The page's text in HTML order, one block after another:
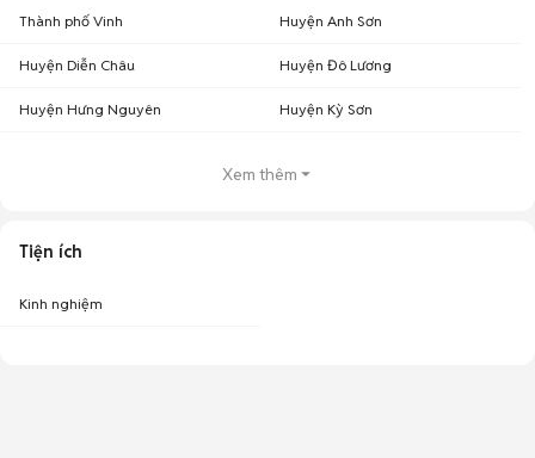
Thành phố Vinh Huyện Anh Sơn
Huyện Diễn Châu Huyện Đô Lương
Huyện Hưng Nguyên Huyện Kỳ Sơn
Xem thêm
Tiện ích
Kinh nghiệm